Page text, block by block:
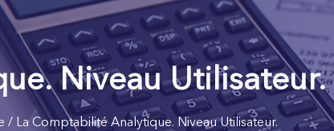
Niveau Utilisateur.
/ La Comptabilité Analytique. Niveau Utilisateur.